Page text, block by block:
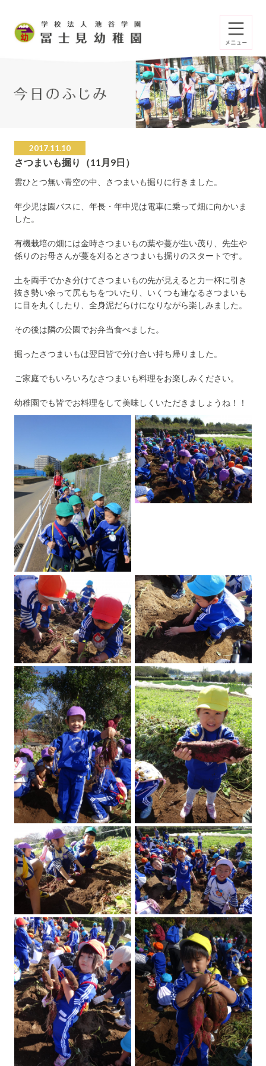
2017.11.10
さつまいも掘り（11月9日）
雲ひとつ無い青空の中、さつまいも掘りに行きました。
年少児は園バスに、年長・年中児は電車に乗って畑に向かいま
した。
有機栽培の畑には金時さつまいもの葉や蔓が生い茂り、先生や
係りのお母さんが蔓を刈るとさつまいも掘りのスタートです。
土を両手でかき分けてさつまいもの先が見えると力一杯に引き
抜き勢い余って尻もちをついたり、いくつも連なるさつまいも
に目を丸くしたり、全身泥だらけになりながら楽しみました。
その後は隣の公園でお弁当食べました。
掘ったさつまいもは翌日皆で分け合い持ち帰りました。
ご家庭でもいろいろなさつまいも料理をお楽しみください。
幼稚園でも皆でお料理をして美味しくいただきましょうね！！